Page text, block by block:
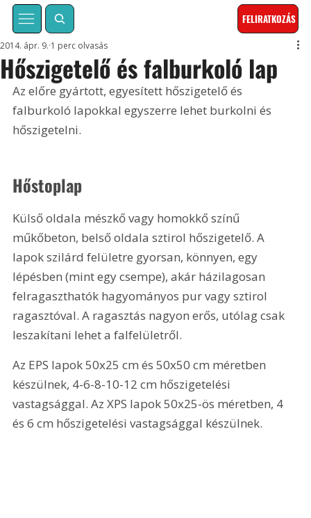
FELIRATKOZÁS
Hőszigetelő és falburkoló lap
2014. ápr. 9. 1 perc olvasás
Az előre gyártott, egyesített hőszigetelő és
falburkoló lapokkal egyszerre lehet burkolni és
hőszigetelni.
Hőstoplap
Külső oldala mészkő vagy homokkő színű
műkőbeton, belső oldala sztirol hőszigetelő. A
lapok szilárd felületre gyorsan, könnyen, egy
lépésben (mint egy csempe), akár házilagosan
felragaszthatók hagyományos pur vagy sztirol
ragasztóval. A ragasztás nagyon erős, utólag csak
leszakítani lehet a falfelületről.
Az EPS lapok 50x25 cm és 50x50 cm méretben
készülnek, 4-6-8-10-12 cm hőszigetelési
vastagsággal. Az XPS lapok 50x25-ös méretben, 4
és 6 cm hőszigetelési vastagsággal készülnek.